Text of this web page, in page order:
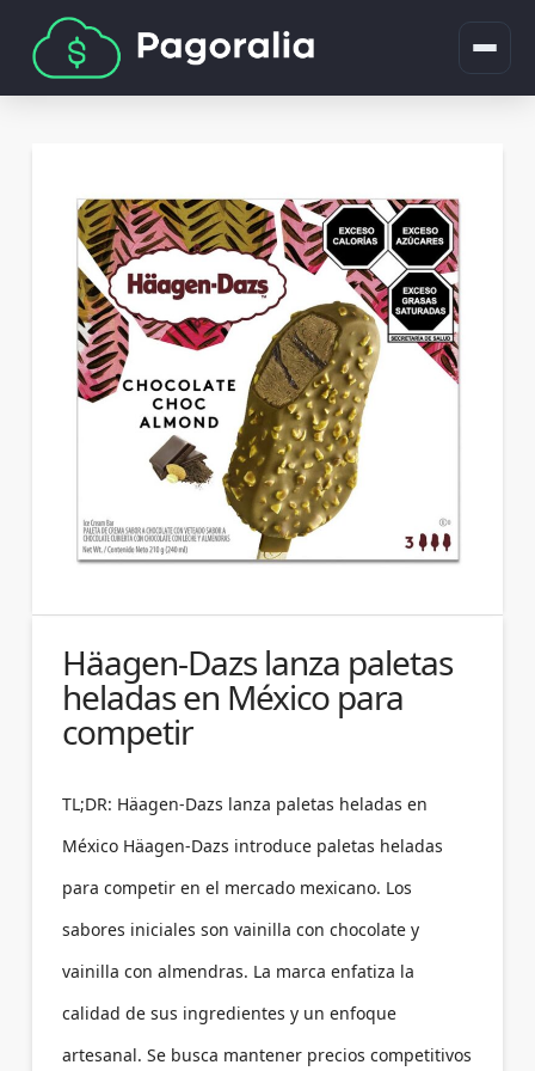
Häagen-Dazs lanza paletas
heladas en México para
competir
TL;DR: Häagen-Dazs lanza paletas heladas en
México Häagen-Dazs introduce paletas heladas
para competir en el mercado mexicano. Los
sabores iniciales son vainilla con chocolate y
vainilla con almendras. La marca enfatiza la
calidad de sus ingredientes y un enfoque
artesanal. Se busca mantener precios competitivos